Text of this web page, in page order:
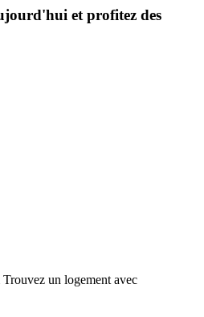
et profitez des
Trouvez un logement avec